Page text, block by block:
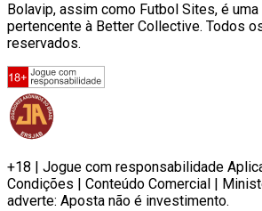
Bolavip, assim como Futbol Sites, é
pertencente à Better Collective. Todos
reservados.
+18 | Jogue com responsabilidade
Condições | Conteúdo Comercial |
adverte: Aposta não é investimento.